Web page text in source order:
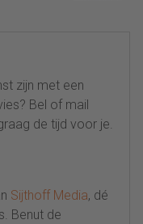
zijn met een
Bel of mail
de tijd voor je.
Sijthoff Media, dé
Benut de